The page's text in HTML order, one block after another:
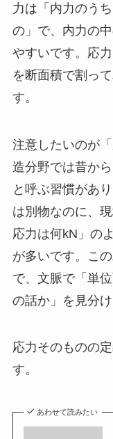
力は「内力のう
の」で、内力の
やすいです。応
を断面積で割っ
す。
注意したいのが
造分野では昔か
と呼ぶ習慣があ
は別物なのに、
応力は何kN」の
が多いです。こ
で、文脈で「単
の話か」を見分
応力そのものの
す。
あわせて読みたい